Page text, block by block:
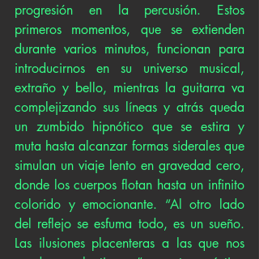
progresión en la percusión. Estos
primeros momentos, que se extienden
durante varios minutos, funcionan para
introducirnos en su universo musical,
extraño y bello, mientras la guitarra va
complejizando sus líneas y atrás queda
un zumbido hipnótico que se estira y
muta hasta alcanzar formas siderales que
simulan un viaje lento en gravedad cero,
donde los cuerpos flotan hasta un infinito
colorido y emocionante. “Al otro lado
del reflejo se esfuma todo, es un sueño.
Las ilusiones placenteras a las que nos